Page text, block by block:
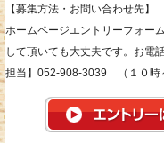
【募集方法・お問い合わせ先】
ホームページエントリーフォー
して頂いても大丈夫です。お
担当】052-908-3039 （１０時